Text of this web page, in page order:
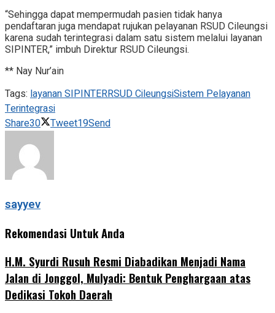
“Sehingga dapat mempermudah pasien tidak hanya
pendaftaran juga mendapat rujukan pelayanan RSUD Cileungsi
karena sudah terintegrasi dalam satu sistem melalui layanan
SIPINTER,” imbuh Direktur RSUD Cileungsi.
** Nay Nur’ain
Tags: layanan SIPINTERRSUD CileungsiSistem Pelayanan
Terintegrasi
Share30 Tweet19Send
sayyev
Rekomendasi Untuk Anda
H.M. Syurdi Rusuh Resmi Diabadikan Menjadi Nama
Jalan di Jonggol, Mulyadi: Bentuk Penghargaan atas
Dedikasi Tokoh Daerah